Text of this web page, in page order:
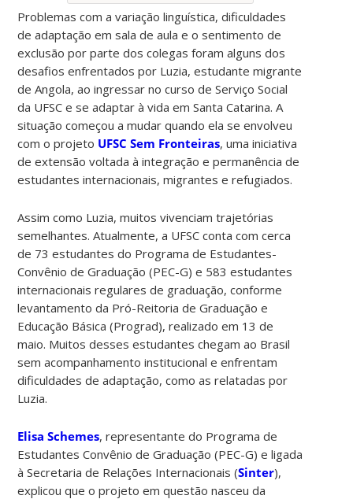
Problemas com a variação linguística, dificuldades
de adaptação em sala de aula e o sentimento de
exclusão por parte dos colegas foram alguns dos
desafios enfrentados por Luzia, estudante migrante
de Angola, ao ingressar no curso de Serviço Social
da UFSC e se adaptar à vida em Santa Catarina. A
situação começou a mudar quando ela se envolveu
com o projeto UFSC Sem Fronteiras, uma iniciativa
de extensão voltada à integração e permanência de
estudantes internacionais, migrantes e refugiados.
Assim como Luzia, muitos vivenciam trajetórias
semelhantes. Atualmente, a UFSC conta com cerca
de 73 estudantes do Programa de Estudantes-
Convênio de Graduação (PEC-G) e 583 estudantes
internacionais regulares de graduação, conforme
levantamento da Pró-Reitoria de Graduação e
Educação Básica (Prograd), realizado em 13 de
maio. Muitos desses estudantes chegam ao Brasil
sem acompanhamento institucional e enfrentam
dificuldades de adaptação, como as relatadas por
Luzia.
Elisa Schemes, representante do Programa de
Estudantes Convênio de Graduação (PEC-G) e ligada
à Secretaria de Relações Internacionais (Sinter),
explicou que o projeto em questão nasceu da